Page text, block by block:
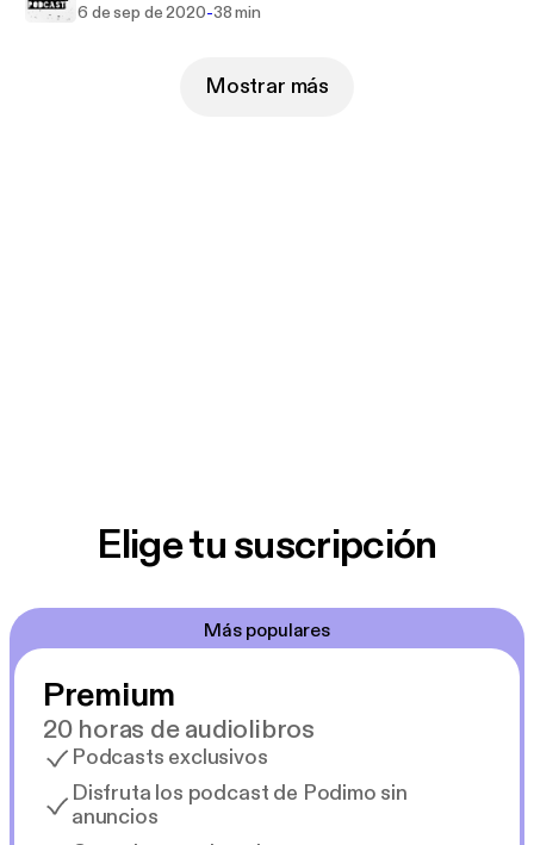
6 de sep de 2020-38 min
Mostrar más
Elige tu suscripción
Más populares
Premium
20 horas de audiolibros
Podcasts exclusivos
Disfruta los podcast de Podimo sin
anuncios